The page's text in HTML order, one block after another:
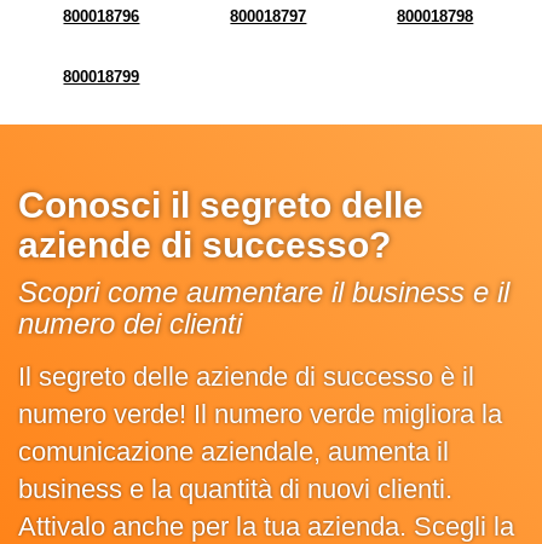
800018796 800018797 800018798
800018799
Conosci il segreto delle
aziende di successo?
Scopri come aumentare il business e il
numero dei clienti
Il segreto delle aziende di successo è il
numero verde! Il numero verde migliora la
comunicazione aziendale, aumenta il
business e la quantità di nuovi clienti.
Attivalo anche per la tua azienda. Scegli la